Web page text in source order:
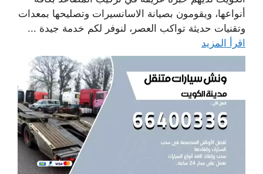
أنواعها، ويقومون بصيانة الاسانسيرات وتصليحها بمعدات
وتقنيات حديثة تواكب العصر، لنوفر لكم خدمة جيدة ...
اقرأ المزيد